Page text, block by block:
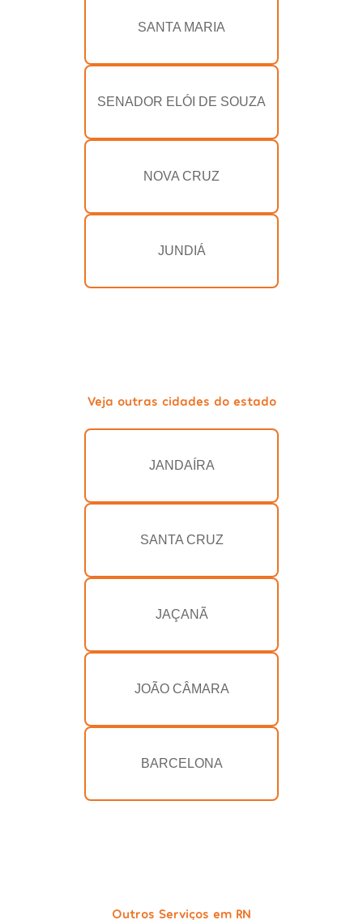
SANTA MARIA
SENADOR ELÓI DE SOUZA
NOVA CRUZ
JUNDIÁ
Veja outras cidades do estado
JANDAÍRA
SANTA CRUZ
JAÇANÃ
JOÃO CÂMARA
BARCELONA
Outros Serviços em RN